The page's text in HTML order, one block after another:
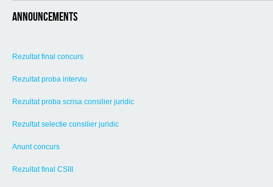
Announcements
Rezultat final concurs
Rezultat proba interviu
Rezultat proba scrisa consilier juridic
Rezultat selectie consilier juridic
Anunt concurs
Rezultat final CSIII